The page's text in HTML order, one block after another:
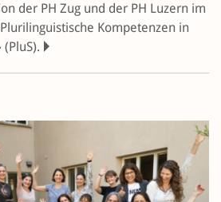
der PH Zug und der PH Luzern im
Kompetenzen in